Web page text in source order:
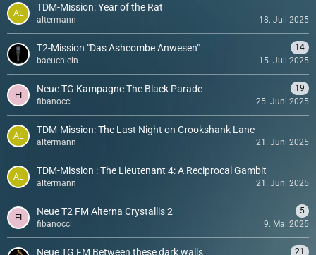
TDM-Mission: Year of the Rat
altermann 18. Juli 2025
T2-Mission "Das Ashcombe Anwesen"
14
baeuchlein
15. Juli 2025
Neue TG Kampagne The Black Parade
19
fibanocci
25. Juni 2025
TDM-Mission: The Last Night on Crookshank Lane
altermann 21. Juni 2025
TDM-Mission : The Lieutenant 4: A Reciprocal Gambit
altermann 21. Juni 2025
Neue T2 FM Alterna Crystallis 2
5
fibanocci
9. Mai 2025
Neue TG FM Between these dark walls
21